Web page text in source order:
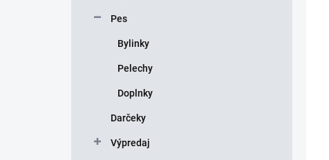
Pes
Bylinky
Pelechy
Doplnky
Darčeky
Výpredaj